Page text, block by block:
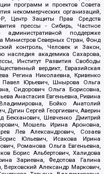
программ и проектов Совета
некоммерческих организаций,
Р, Центр Защиты Прав Средств
прессы - Сибирь, Частное
поддержке
Министров Северных Стран, Фонд
контроль, Человек и Закон,
наследия академика Сахарова,
Институт Развития Свободы
вердикт, Евразийская
Регина Николаевна, Кривенко
Павел Юрьевич, Шнырова Ольга
Сидорович Ольга Борисовна,
Анастасия Евгеньевна, Ривина
Бойко Анатолий
Дугин Сергей Георгиевич, Аверин
Бекханович, Шевченко Дмитрий
Мошель Ирина Ароновна,
Лев Александрович, Созаев
Юльевич, Исакова Ирина
Романова Ольга Евгеньевна,
Борис Альбертович, Халидова
Зариевна, Федотова Галина
Верховский Александр Маркович,